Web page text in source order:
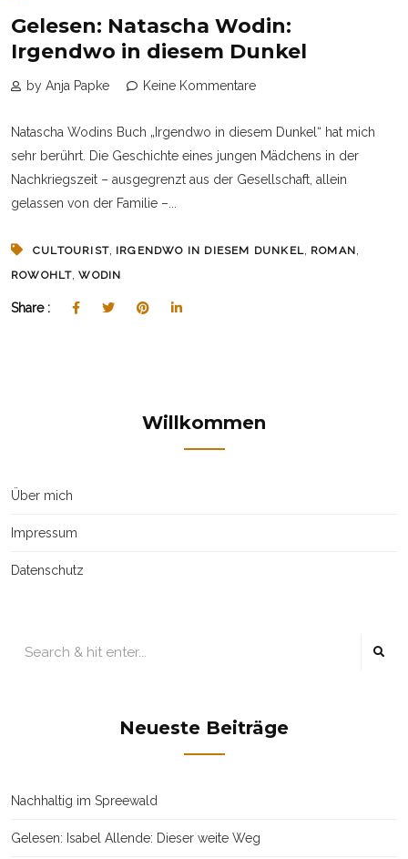
Gelesen: Natascha Wodin:
Irgendwo in diesem Dunkel
by Anja Papke Keine Kommentare
Natascha Wodins Buch „Irgendwo in diesem Dunkel“ hat mich
sehr berührt. Die Geschichte eines jungen Mädchens in der
Nachkriegszeit – ausgegrenzt aus der Gesellschaft, allein
gelassen von der Familie –...
CULTOURIST IRGENDWO IN DIESEM DUNKEL ROMAN
ROWOHLT ,WODIN
Share :
Willkommen
Über mich
Impressum
Datenschutz
Neueste Beiträge
Nachhaltig im Spreewald
Gelesen: Isabel Allende: Dieser weite Weg